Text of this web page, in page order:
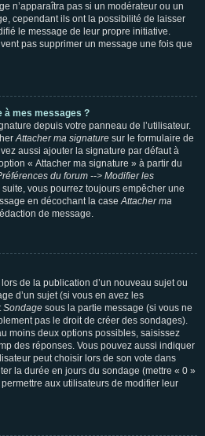
n’apparaîtra pas si un modérateur ou un
cependant ils ont la possibilité de laisser
le message de leur propre initiative.
pas supprimer un message une fois que
à mes messages ?
depuis votre panneau de l’utilisateur.
Attacher ma signature sur le formulaire de
aussi ajouter la signature par défaut à
« Attacher ma signature » à partir du
du forum --> Modifier les
suite, vous pourrez toujours empêcher une
en décochant la caseAttacher ma
de message.
de la publication d’un nouveau sujet ou
d’un sujet (si vous en avez les
Sondage sous la partie message (si vous ne
pas le droit de créer des sondages).
moins deux options possibles, saisissez
des réponses. Vous pouvez aussi indiquer
peut choisir lors de son vote dans
la durée en jours du sondage (mettre « 0 »
aux utilisateurs de modifier leur